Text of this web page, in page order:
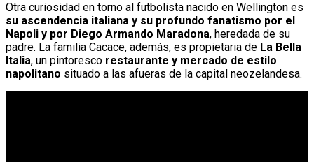
Otra curiosidad en torno al futbolista nacido en Wellington es
su ascendencia italiana y su profundo fanatismo por el
Napoli y por Diego Armando Maradona, heredada de su
padre. La familia Cacace, además, es propietaria de La Bella
Italia, un pintoresco restaurante y mercado de estilo
napolitano situado a las afueras de la capital neozelandesa.